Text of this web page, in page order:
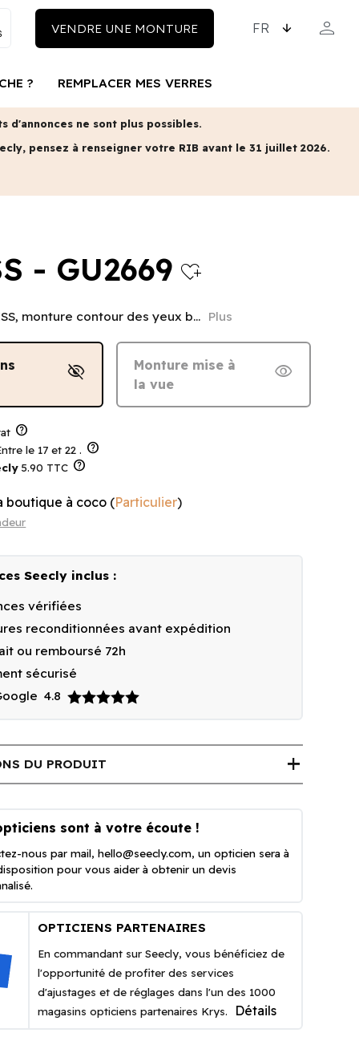
VENDRE UNE MONTURE person
? REMPLACER MES VERRES
d'annonces ne sont plus possibles.
pensez à renseigner votre RIB avant le 31 juillet 2026.
- GU2669 heart_plus
monture contour des yeux b... Plus
visibility_off
Monture mise à
la vue
visibility
help
le 17 et 22 . help
5.90 TTC help
boutique à coco (Particulier)
Seecly inclus :
vérifiées
reconditionnées avant expédition
ou remboursé 72h
sécurisé
4.8
DU PRODUIT add
sont à votre écoute !
nous par mail,hello@seecly.com, un opticien sera à
pour vous aider à obtenir un devis
OPTICIENS PARTENAIRES
En commandant sur Seecly, vous bénéficiez de
l'opportunité de profiter des services
d'ajustages et de réglages dans l'un des 1000
magasins opticiens partenaires Krys.
Détails